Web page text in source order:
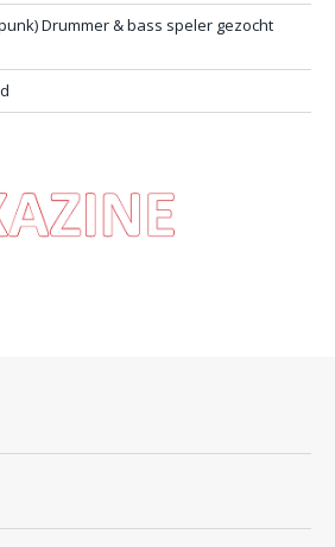
Drummer & bass speler gezocht